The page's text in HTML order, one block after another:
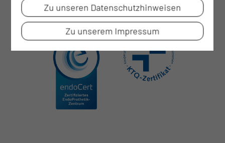
Zu unseren Datenschutzhinweisen
Zu unserem Impressum